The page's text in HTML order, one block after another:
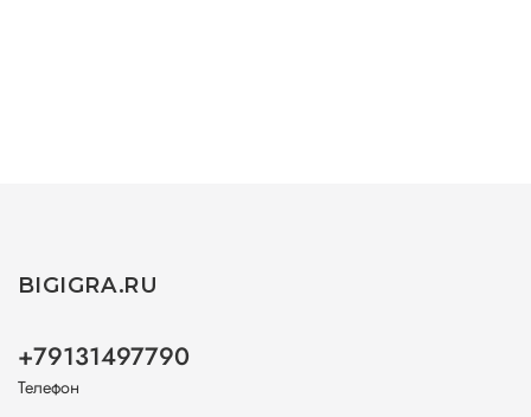
BIGIGRA.RU
+79131497790
Телефон